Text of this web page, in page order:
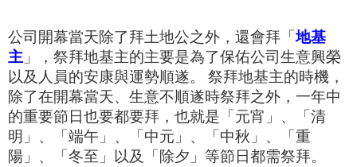
公司開幕當天除了拜土地公之外，還會拜「地基
主 」 ， 祭拜地基主的主要是為了保佑公司生意興榮
以及人員的安康與運勢順遂。
祭拜地基主的時機，
除了在開幕當天、生意不順遂時祭拜之外，一年中
的重要節日也要都要拜，也就是「元宵」、「清
明」、「 端午 」、「中元」、「 中秋 」、「重
陽」、「冬至」以及「除夕」等節日都需祭拜。